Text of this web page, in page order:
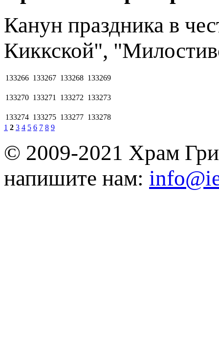
Канун праздника в
Киккской",
133266 133267 133268 133269
133270 133271 133272 133273
133274 133275 133277 133278
1 2 3 4 5 6 7 8 9
© 2009-2021 Храм
напишите нам: